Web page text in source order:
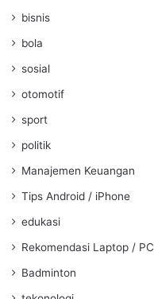
bisnis
bola
sosial
otomotif
sport
politik
Manajemen Keuangan
Tips Android / iPhone
edukasi
Rekomendasi Laptop / PC
Badminton